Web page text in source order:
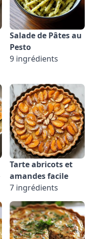
Salade de Pâtes au
Pesto
9 ingrédients
Tarte abricots et
amandes facile
7 ingrédients